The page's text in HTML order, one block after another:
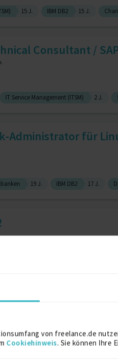
von freelance.de
Cookiehinweis. Sie können Ihre
15 J. IBM DB2 15 J.
Consultant /
IT Service Management (ITSM) 2 J.
Administrator für
19 J. IBM DB2 17 J.